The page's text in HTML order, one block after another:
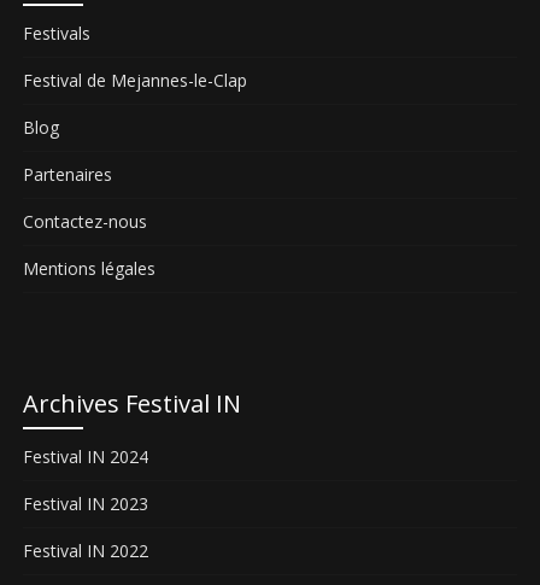
Festivals
Festival de Mejannes-le-Clap
Blog
Partenaires
Contactez-nous
Mentions légales
Archives Festival IN
Festival IN 2024
Festival IN 2023
Festival IN 2022